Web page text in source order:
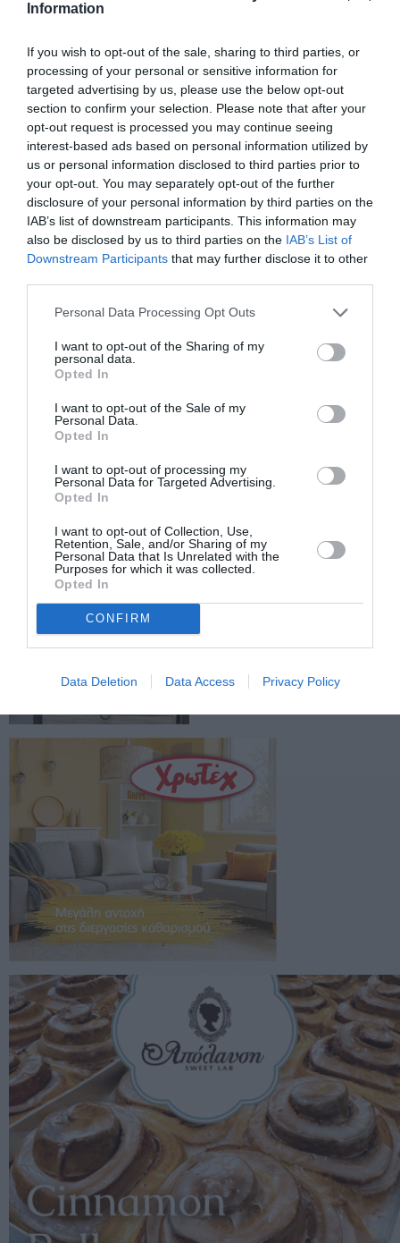
Information
If you wish to opt-out of the sale, sharing to third parties, or
processing of your personal or sensitive information for
targeted advertising by us, please use the below opt-out
section to confirm your selection. Please note that after your
opt-out request is processed you may continue seeing
interest-based ads based on personal information utilized by
us or personal information disclosed to third parties prior to
your opt-out. You may separately opt-out of the further
disclosure of your personal information by third parties on the
IAB’s list of downstream participants. This information may
also be disclosed by us to third parties on the IAB’s List of
Downstream Participants that may further disclose it to other
Personal Data Processing Opt Outs
I want to opt-out of the Sharing of my
personal data.
Opted In
I want to opt-out of the Sale of my
Personal Data.
Opted In
I want to opt-out of processing my
Personal Data for Targeted Advertising.
Opted In
I want to opt-out of Collection, Use,
Retention, Sale, and/or Sharing of my
Personal Data that Is Unrelated with the
Purposes for which it was collected.
Opted In
CONFIRM
Data Deletion Data Access Privacy Policy
ΤΑΞΙΑΡΧΑΚΗ
Facebook Twitter